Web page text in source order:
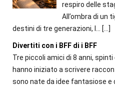
respiro delle
All’ombra di un
destini di tre generazioni, l...
[…]
Divertiti con i BFF di i BFF
Tre piccoli amici di 8 anni,
hanno iniziato a scrivere
sono nate da idee fantasiose e